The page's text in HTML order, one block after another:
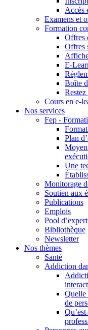
Accès
Examens et
Formation
Offres
Offres
E-
Boîte
Cours en e-
Nos services
Fep -
Plan
Moyen
Une
Monitorage
Soutien aux
Publications
Emplois
Pool
Bibliothèque
Newsletter
Nos thèmes
Santé
Addiction
Quelle
de